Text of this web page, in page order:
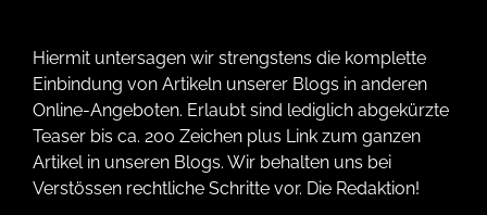
Hiermit untersagen wir strengstens die komplette
Einbindung von Artikeln unserer Blogs in anderen
Online-Angeboten. Erlaubt sind lediglich abgekürzte
Teaser bis ca. 200 Zeichen plus Link zum ganzen
Artikel in unseren Blogs. Wir behalten uns bei
Verstössen rechtliche Schritte vor. Die Redaktion!